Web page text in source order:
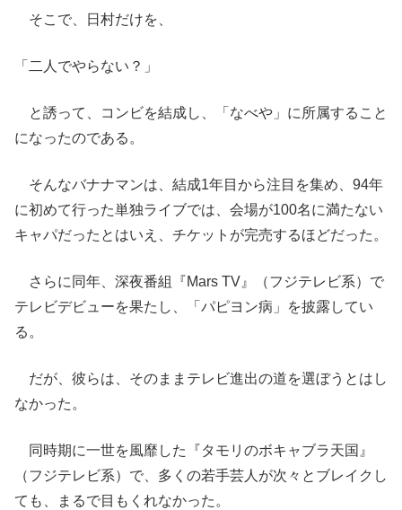
そこで、日村だけを、
「二人でやらない？」
と誘って、コンビを結成し、「なべや」に所属すること
になったのである。
そんなバナナマンは、結成1年目から注目を集め、94年
に初めて行った単独ライブでは、会場が100名に満たない
キャパだったとはいえ、チケットが完売するほどだった。
さらに同年、深夜番組『Mars TV』（フジテレビ系）で
テレビデビューを果たし、「パピヨン病」を披露してい
る。
だが、彼らは、そのままテレビ進出の道を選ぼうとはし
なかった。
同時期に一世を風靡した『タモリのボキャブラ天国』
（フジテレビ系）で、多くの若手芸人が次々とブレイクし
ても、まるで目もくれなかった。